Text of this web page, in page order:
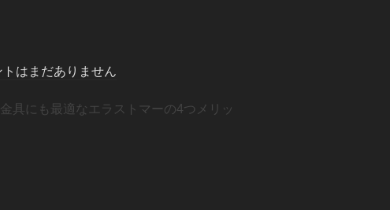
トはまだありません
具にも最適なエラストマーの4つメリッ